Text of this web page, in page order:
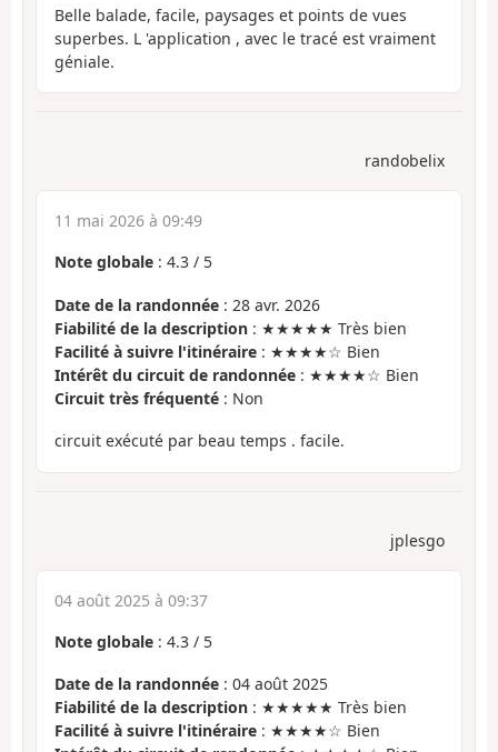
Belle balade, facile, paysages et points de vues
superbes. L 'application , avec le tracé est vraiment
géniale.
randobelix
11 mai 2026 à 09:49
Note globale : 4.3 / 5
Date de la randonnée : 28 avr. 2026
Fiabilité de la description : ★★★★★ Très bien
Facilité à suivre l'itinéraire : ★★★★☆ Bien
Intérêt du circuit de randonnée : ★★★★☆ Bien
Circuit très fréquenté : Non
circuit exécuté par beau temps . facile.
jplesgo
04 août 2025 à 09:37
Note globale : 4.3 / 5
Date de la randonnée : 04 août 2025
Fiabilité de la description : ★★★★★ Très bien
Facilité à suivre l'itinéraire : ★★★★☆ Bien